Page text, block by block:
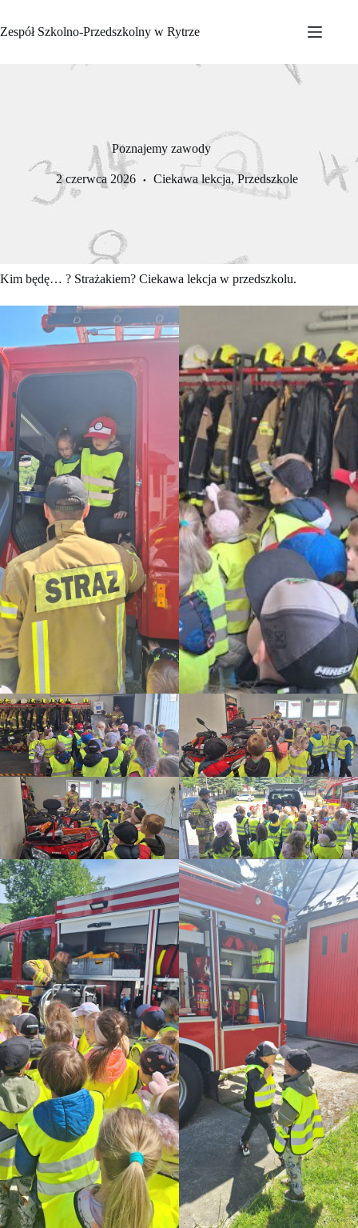
treści
Zespół Szkolno-Przedszkolny w Rytrze
Poznajemy zawody
2 czerwca 2026 Ciekawa lekcja,Przedszkole
Kim będę… ? Strażakiem? Ciekawa lekcja w przedszkolu.